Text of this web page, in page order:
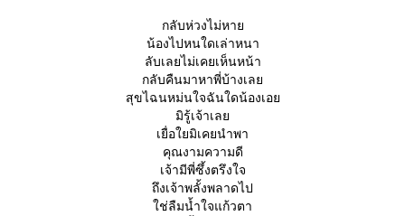
กลับห่วงไม่หา
น้องไปหนใดเล่าหนา
ลับเลยไม่เคยเห็นหน้า
กลับคืนมาหาพี่บ้างเล
สุขไฉนหม่นใจฉันใดน้องเอ
มิรู้เจ้าเล
เยื่อใยมิเคยนำพา
คุณงามความดี
เจ้ามีพี่ซึ้งตรึงใจ
ถึงเจ้าพลั้งพลาดไป
ช่ลืมน้ำใจแก้วตา